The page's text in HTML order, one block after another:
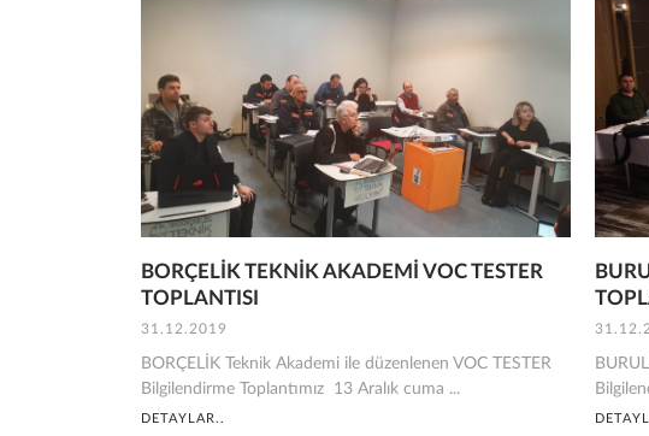
BORÇELİK TEKNİK AKADEMİ VOC TESTER
TOPLANTISI
31.12.2019
BORÇELİK Teknik Akademi ile düzenlenen VOC TESTER
Bilgilendirme Toplantımız 13 Aralık cuma ...
DETAYLAR..